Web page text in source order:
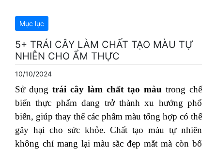
Mục lục
5+ TRÁI CÂY LÀM CHẤT TẠO MÀU TỰ
NHIÊN CHO ẨM THỰC
10/10/2024
Sử dụng trái cây làm chất tạo màu trong chế
biến thực phẩm đang trở thành xu hướng phổ
biến, giúp thay thế các phẩm màu tổng hợp có thể
gây hại cho sức khỏe. Chất tạo màu tự nhiên
không chỉ mang lại màu sắc đẹp mắt mà còn bổ